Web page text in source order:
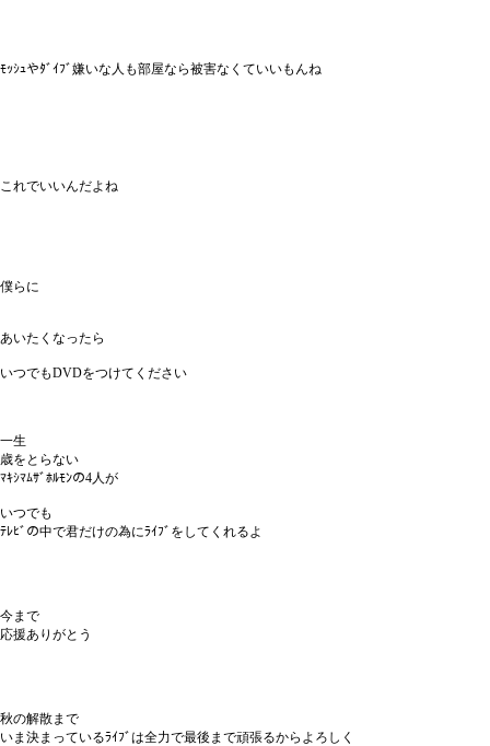
ﾓｯｼｭやﾀﾞｲﾌﾞ嫌いな人も部屋なら被害なくていいもんね
これでいいんだよね
僕らに
あいたくなったら
いつでもDVDをつけてください
一生
歳をとらない
ﾏｷｼﾏﾑｻﾞﾎﾙﾓﾝの4人が
いつでも
ﾃﾚﾋﾞの中で君だけの為にﾗｲﾌﾞをしてくれるよ
今まで
応援ありがとう
秋の解散まで
いま決まっているﾗｲﾌﾞは全力で最後まで頑張るからよろしく